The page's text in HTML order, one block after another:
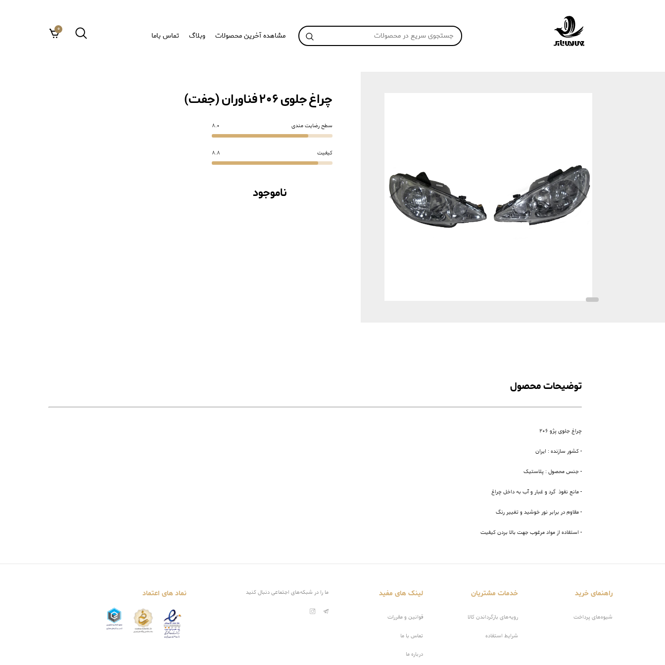
مشاهده آخرین محصولات وبلاگ تماس باما
0
چراغ جلوی 206 فناوران (جفت)
سطح رضایت مندی 8.0
کیفیت 8.8
ناموجود
توضیحات محصول
چراغ جلوی پژو 206
- کشور سازنده : ایران
- جنس محصول : پلاستیک
- مانع نفوذ گرد و غبار و آب به داخل چراغ
- مقاوم در برابر نور خوشید و تغییر رنگ
- استفاده از مواد مرغوب جهت بالا بردن کیفیت
راهنمای خرید
شیوه‌های پرداخت
خدمات مشتریان
رویه‌های بازگرداندن کالا
شرایط استفاده
لینک های مفید
قوانین و مقررات
تماس با ما
درباره ما
ما را در شبکه‌های اجتماعی دنبال کنید نماد های اعتماد